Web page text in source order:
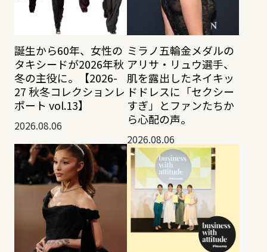
誕生から60年、女性の
タキシードが2026年秋
冬の主役に。【2026-
27 秋冬コレクションレ
ポート vol.13】
2026.08.06
ミラノ五輪金メダルの
アリサ・リュウ選手、
肌を露出したネイキッ
ドドレスに「セクシー
すぎ」とファンたちか
ら心配の声。
2026.08.06